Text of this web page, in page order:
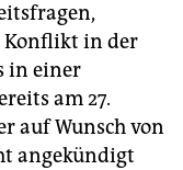
Konflikt in der
in einer
am 27.
auf Wunsch von
angekündigt